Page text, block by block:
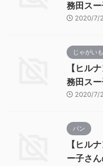
務田スー
2020/7/
じゃがいも
【ヒル
務田スー
2020/7/
パン
【ヒル
ー子さん